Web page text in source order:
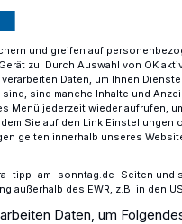
geehrt
und greifen auf
zu. Durch Auswahl von OK
Daten, um Ihnen
sind, sind manche Inhalte und
Menü jederzeit wieder aufrufen,
Sie auf den Link Einstellungen
gelten innerhalb unseres
tipp-am-sonntag.de-Seiten und
außerhalb des EWR, z.B. in den
Daten, um